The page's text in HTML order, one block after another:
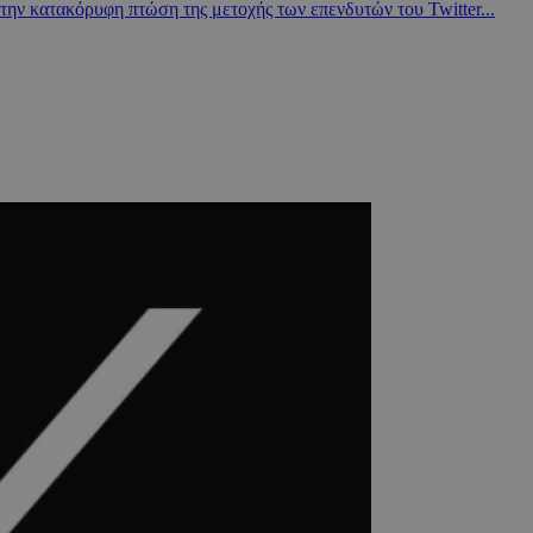
κατακόρυφη πτώση της μετοχής των επενδυτών του Twitter...